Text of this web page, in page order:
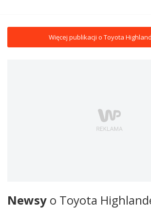
Więcej publikacji o Toyota
Newsy o Toyota